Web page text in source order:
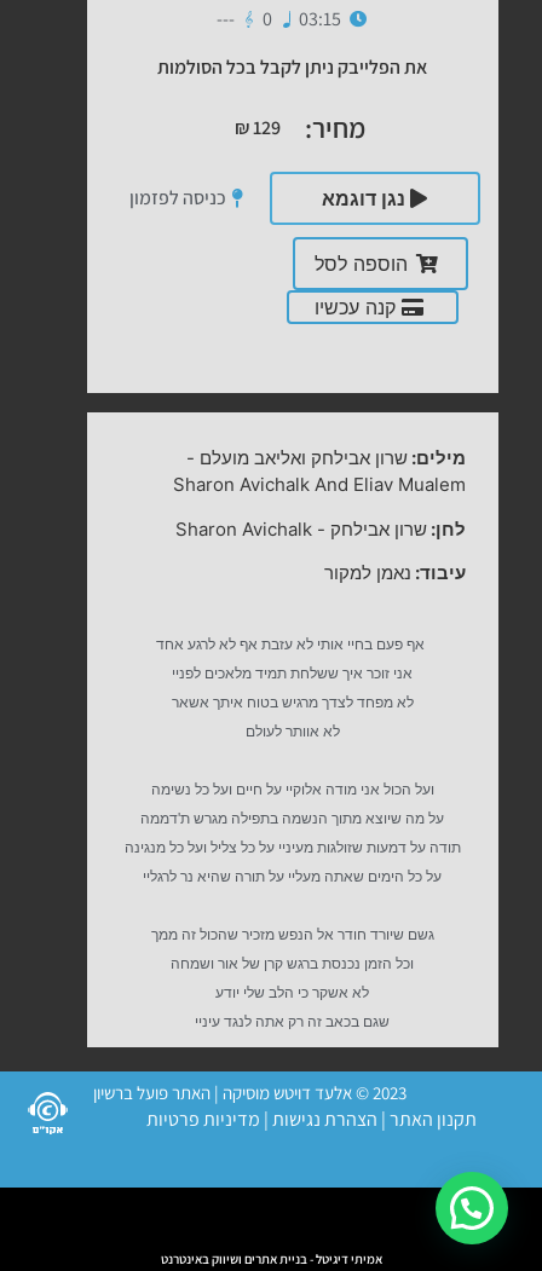
03:15
0
---
את הפלייבק ניתן לקבל בכל הסולמות
מחיר: ₪129
נגן דוגמא כניסה לפזמון
הוספה לסל
קנה עכשיו
מילים:שרון אבילחק ואליאב מועלם -
Sharon Avichalk And Eliav Mualem
לחן:שרון אבילחק -
Sharon Avichalk
עיבוד: נאמן למקור
אף פעם בחיי אותי לא עזבת אף לא לרגע אחד
אני זוכר איך ששלחת תמיד מלאכים לפניי
לא מפחד לצדך מרגיש בטוח איתך אשאר
לא אוותר לעולם
ועל הכול אני מודה אלוקיי על חיים ועל כל נשימה
על מה שיוצא מתוך הנשמה בתפילה מגרש ת'דממה
תודה על דמעות שזולגות מעיניי על כל צליל ועל כל מנגינה
על כל הימים שאתה מעליי על תורה שהיא נר לרגליי
גשם שיורד חודר אל הנפש מזכיר שהכול זה ממך
וכל הזמן נכנסת ברגש קרן של אור ושמחה
לא אשקר כי הלב שלי יודע
שגם בכאב זה רק אתה לנגד עיניי
2023 © אלעד דויטש מוסיקה | האתר פועל ברשיון
תקנון האתר| הצהרת נגישות| מדיניות פרטיות
אמיתי דיגיטל - בניית אתרים ושיווק באינטרנט